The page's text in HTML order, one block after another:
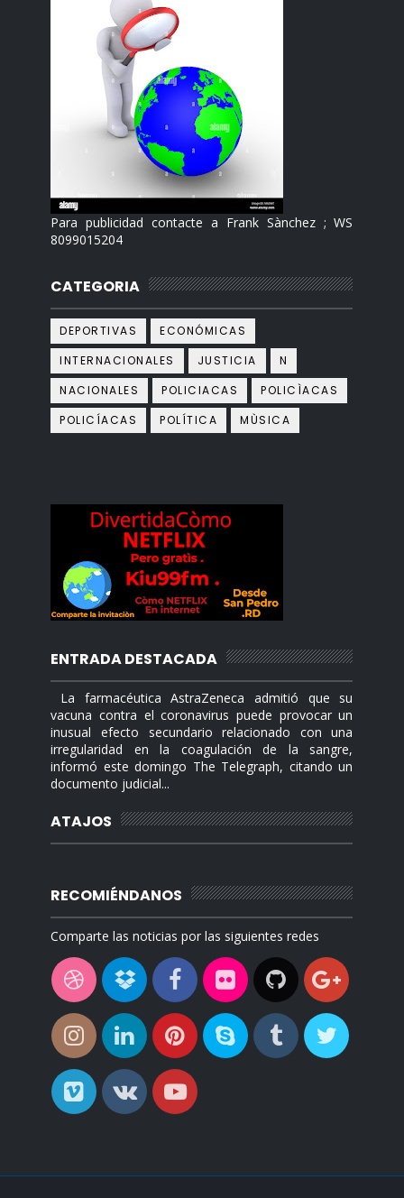
Para publicidad contacte a Frank Sànchez ; WS
8099015204
CATEGORIA
DEPORTIVAS
ECONÓMICAS
INTERNACIONALES
JUSTICIA
N
NACIONALES
POLICIACAS
POLICÌACAS
POLICÍACAS
POLÍTICA MÙSICA
ENTRADA DESTACADA
La farmacéutica AstraZeneca admitió que su
vacuna contra el coronavirus puede provocar un
inusual efecto secundario relacionado con una
irregularidad en la coagulación de la sangre,
informó este domingo The Telegraph, citando un
documento judicial...
ATAJOS
RECOMIÉNDANOS
Comparte las noticias por las siguientes redes